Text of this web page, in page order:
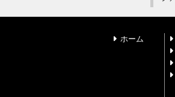
ホーム